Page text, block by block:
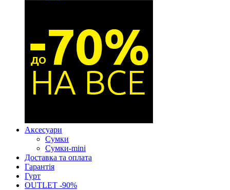
Аксесуари
Сумки
Сумки-mini
Доставка та оплата
Гарантія
Гурт
OUTLET -90%